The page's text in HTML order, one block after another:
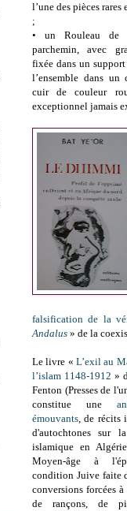
l’une des pièces
;
•
un Rouleau de
parchemin, avec
fixée dans un
l’ensemble dans
cuir de couleur
exceptionnel jamais
falsification de la
Andalus » de la
Le livre « L’exil au
l’islam 1148-1912 »
Fenton (Presses de
constitue une
émouvants, de récits
d'autochtones sur
islamique en
Moyen-âge à
condition Juive faite
conversions forcées à
de rançons, de